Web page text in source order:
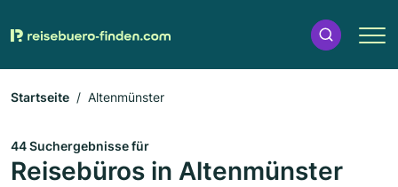
Startseite Altenmünster
44 Suchergebnisse für
Reisebüros in Altenmünster